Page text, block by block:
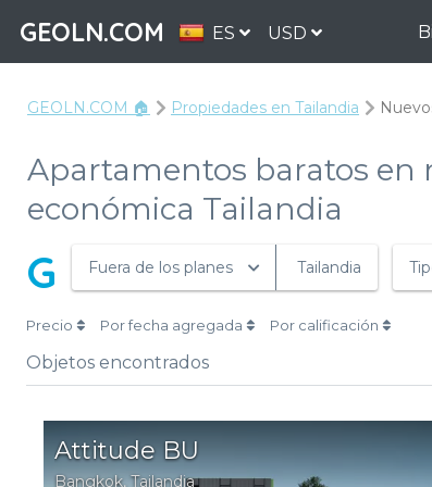
GEOLN.COM ES USD
GEOLN.COM 🏠 Propiedades en Tailandia
Apartamentos baratos en
económica Tailandia
G Fuera de los planes Tailandia
Precio Por fecha agregada Por calificación
Objetos encontrados
Attitude BU
Bangkok, Tailandia